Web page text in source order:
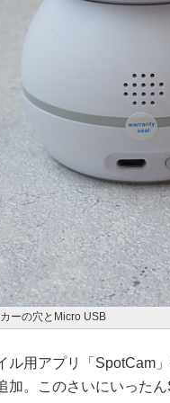
ーの穴とMicro USB
用アプリ「SpotCam
加。このさいにいった